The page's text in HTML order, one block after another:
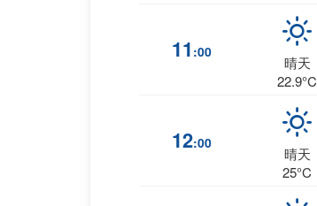
11 :00
晴天
22.9°C
12:00
晴天
25°C